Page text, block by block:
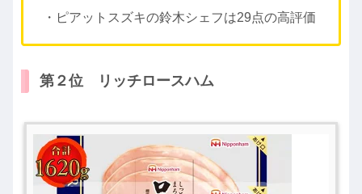
・ピアットスズキの鈴木シェフは29点の高評価
第２位 リッチロースハム